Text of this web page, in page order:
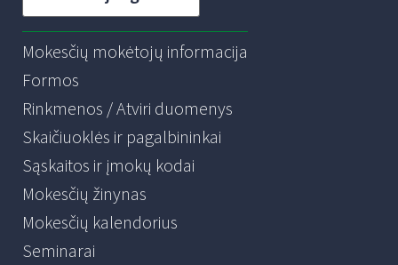
Mokesčių mokėtojų informacija
Formos
Rinkmenos / Atviri duomenys
Skaičiuoklės ir pagalbininkai
Sąskaitos ir įmokų kodai
Mokesčių žinynas
Mokesčių kalendorius
Seminarai